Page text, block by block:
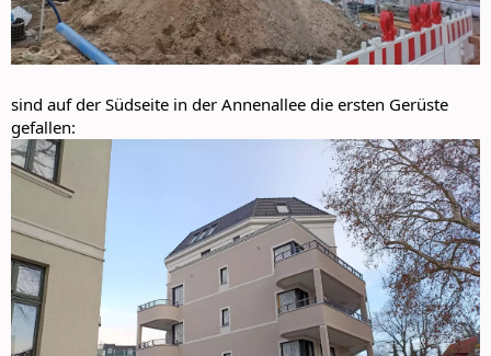
sind auf der Südseite in der Annenallee die ersten Gerüste
gefallen: